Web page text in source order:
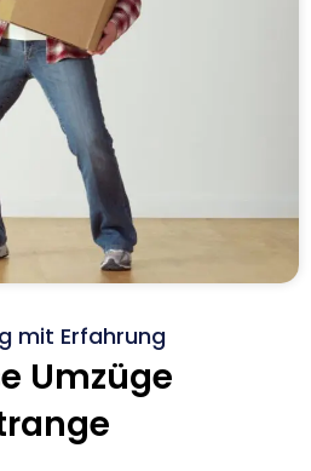
mit Erfahrung
Umzüge